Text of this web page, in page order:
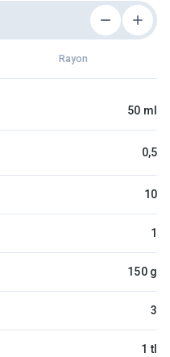
Rayon
50 ml
0,5
10
1
150 g
3
1 tl